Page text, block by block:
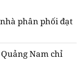
phân phối đạt
Nam chỉ